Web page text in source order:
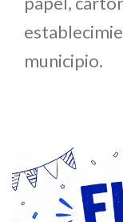
municipio.